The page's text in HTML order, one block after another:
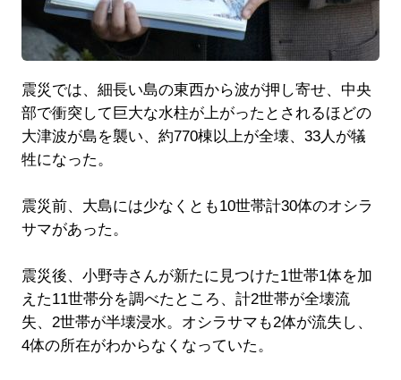
震災では、細長い島の東西から波が押し寄せ、中央
部で衝突して巨大な水柱が上がったとされるほどの
大津波が島を襲い、約770棟以上が全壊、33人が犠
牲になった。
震災前、大島には少なくとも10世帯計30体のオシラ
サマがあった。
震災後、小野寺さんが新たに見つけた1世帯1体を加
えた11世帯分を調べたところ、計2世帯が全壊流
失、2世帯が半壊浸水。オシラサマも2体が流失し、
4体の所在がわからなくなっていた。